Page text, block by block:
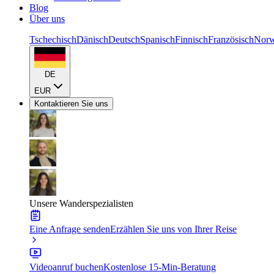
Blog
Über uns
TschechischDänischDeutschSpanischFinnischFranzösisch
DE
EUR
Kontaktieren Sie uns
Unsere Wanderspezialisten
Eine Anfrage sendenErzählen Sie uns von Ihrer Reise
Videoanruf buchenKostenlose 15-Min-Beratung